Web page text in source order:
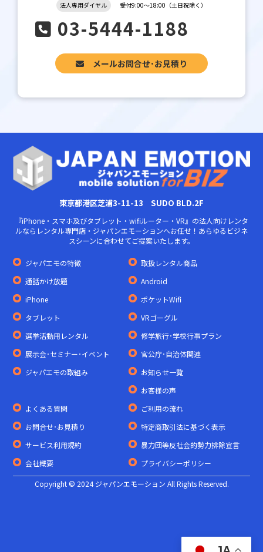
法人専用ダイヤル 受付9:00～18:00（土日祝除く）
03-5444-1188
メールお問合せ･お見積り
東京都港区芝浦3-11-13 SUDO BLD.2F
『iPhone・スマホ及びタブレット・wifiルーター・VR』の法人向けレンタ
ルならレンタル専門店・ジャパンエモーションへお任せ！あらゆるビジネ
スシーンに合わせてご提案いたします。
ジャパエモの特徴
取扱レンタル商品
通話かけ放題
Android
iPhone
ポケットWifi
タブレット
VRゴーグル
選挙活動用レンタル
修学旅行･学校行事プラン
展示会･セミナー･イベント
官公庁･自治体関連
ジャパエモの取組み
お知らせ一覧
お客様の声
よくある質問
ご利用の流れ
お問合せ･お見積り
特定商取引法に基づく表示
サービス利用規約
暴力団等反社会的勢力排除宣言
会社概要
プライバシーポリシー
Copyright © 2024 ジャパンエモーション All Rights Reserved.